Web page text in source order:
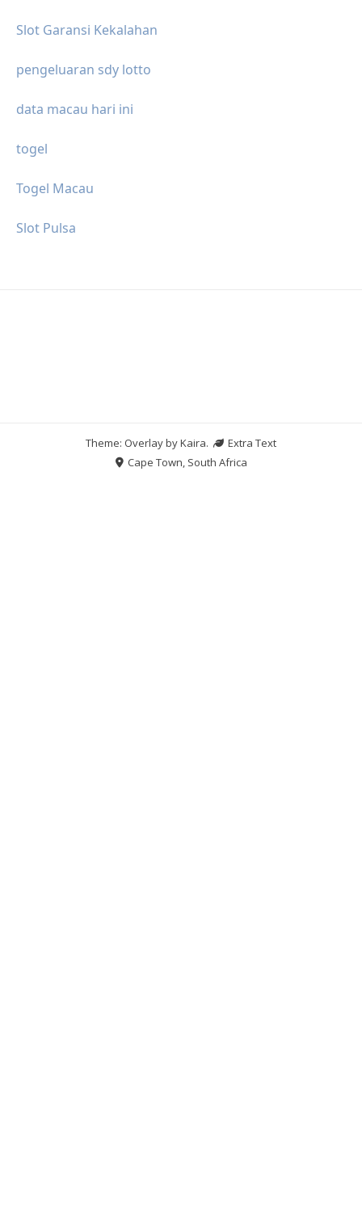
Slot Garansi Kekalahan
pengeluaran sdy lotto
data macau hari ini
togel
Togel Macau
Slot Pulsa
Theme: Overlay byKaira.
Extra Text
Cape Town, South Africa